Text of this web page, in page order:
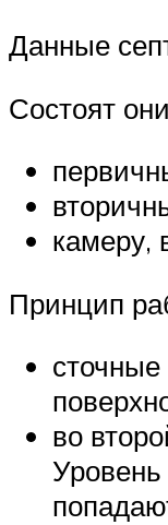
Данные
Состоят
камеру,
Принцип
во